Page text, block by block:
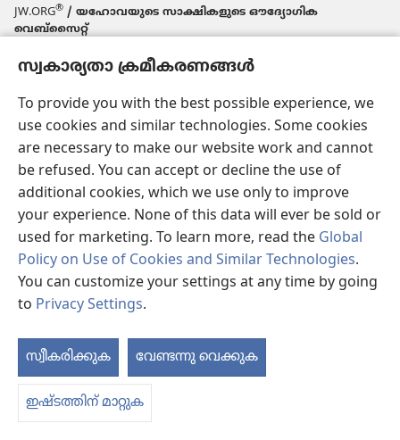
സ്വകാര്യതാ ക്രമീകരണങ്ങൾ
To provide you with the best possible experience, we
use cookies and similar technologies. Some cookies
are necessary to make our website work and cannot
be refused. You can accept or decline the use of
additional cookies, which we use only to improve
your experience. None of this data will ever be sold or
used for marketing. To learn more, read the Global
Policy on Use of Cookies and Similar Technologies.
You can customize your settings at any time by going
to Privacy Settings.
സ്വീകരിക്കുക വേണ്ടന്നു വെക്കുക
ഇഷ്ടത്തിന് മാറ്റുക
സമഗ്ര​
സാ​
സമഗ്ര​
സാ​
JW.ORG® / യഹോവയുടെ സാക്ഷികളുടെ ഔദ്യോഗിക
വെബ്സൈറ്റ്
എങ്ങനെ കാണണം എന്നതിന്റെ ക്രമീകരണങ്ങൾ
ലിങ്കുകൾ
ആരെങ്കി​ലും സന്ദർശി​ക്ക​ണ​മെ​ങ്കിൽ
ഒരു മീറ്റിങ്ങ് കണ്ടുപിടിക്കുക
(പുതിയ
പേജ്
തുറക്കുക)
ഒരു കൺവെൻഷൻ തിരയുക
(പുതിയ
പേജ്
തുറക്കുക)
പുതുതായി വന്നത്‌
വീഡി​യോ​കൾ
തിരയുക
യഹോവയുടെ സാക്ഷികളെക്കുറിച്ചുള്ള വിവരങ്ങൾ